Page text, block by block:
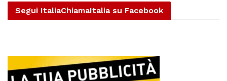
Segui ItaliaChiamaItalia su Facebook